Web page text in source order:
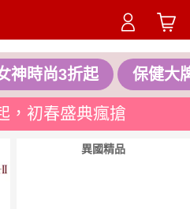
神時尚3折起 保健大
，初春盛典瘋搶
異國精品